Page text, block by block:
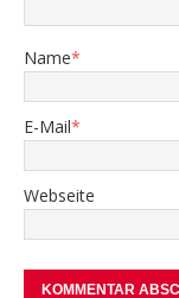
Name*
E-Mail*
Webseite